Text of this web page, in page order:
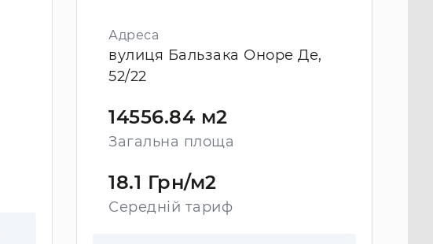
Адреса
вулиця Бальзака Оноре Де,
52/22
14556.84 м2
Загальна площа
18.1 Грн/м2
Середній тариф